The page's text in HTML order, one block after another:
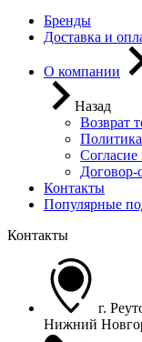
Бренды
Доставка и
О компании
Назад
Возврат
Договор-
Контакты
Популярные
Контакты
г.
Нижний